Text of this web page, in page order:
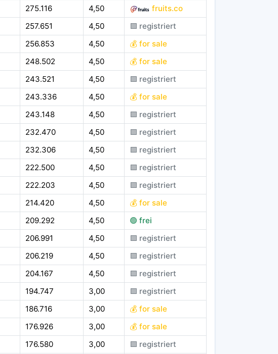
275.116 4,50
fruits.co
257.651 4,50
🟪 registriert
256.853 4,50
💰 for sale
248.502 4,50
💰 for sale
243.521 4,50
🟪 registriert
243.336 4,50
💰 for sale
243.148 4,50
🟪 registriert
232.470 4,50
🟪 registriert
232.306 4,50
🟪 registriert
222.500 4,50
🟪 registriert
222.203 4,50
🟪 registriert
214.420 4,50
💰 for sale
209.292 4,50
🟢 frei
206.991 4,50
🟪 registriert
206.219 4,50
🟪 registriert
204.167 4,50
🟪 registriert
194.747 3,00
🟪 registriert
186.716 3,00
💰 for sale
176.926 3,00
💰 for sale
176.580 3,00
🟪 registriert